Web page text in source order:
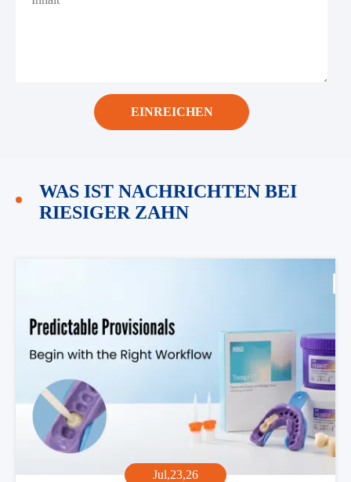
EINREICHEN
WAS IST NACHRICHTEN BEI
RIESIGER ZAHN
Jul,23,26